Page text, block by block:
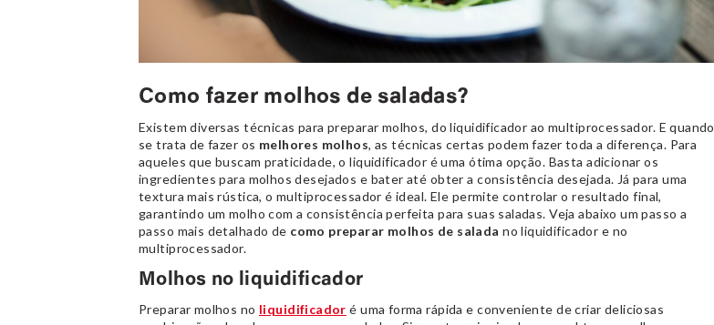
Como fazer molhos de saladas?
Existem diversas técnicas para preparar molhos, do liquidificador ao multiprocessador. E quando
se trata de fazer os melhores molhos, as técnicas certas podem fazer toda a diferença. Para
aqueles que buscam praticidade, o liquidificador é uma ótima opção. Basta adicionar os
ingredientes para molhos desejados e bater até obter a consistência desejada. Já para uma
textura mais rústica, o multiprocessador é ideal. Ele permite controlar o resultado final,
garantindo um molho com a consistência perfeita para suas saladas. Veja abaixo um passo a
passo mais detalhado de como preparar molhos de salada no liquidificador e no
multiprocessador.
Molhos no liquidificador
Preparar molhos no liquidificador é uma forma rápida e conveniente de criar deliciosas